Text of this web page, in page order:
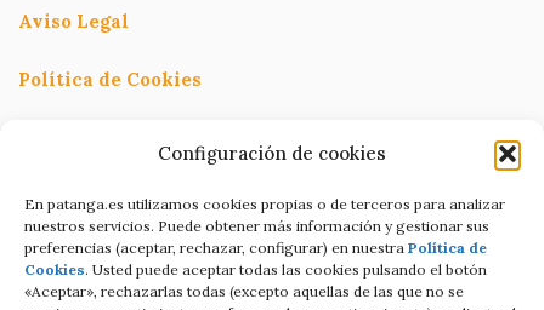
Configuración de cookies
En patanga.es utilizamos cookies propias o de terceros para analizar
nuestros servicios. Puede obtener más información y gestionar sus
preferencias (aceptar, rechazar, configurar) en nuestra Política de
Cookies. Usted puede aceptar todas las cookies pulsando el botón
«Aceptar», rechazarlas todas (excepto aquellas de las que no se
Aviso Legal
Política de Cookies
Términos y condiciones
Condiciones de contratación Online